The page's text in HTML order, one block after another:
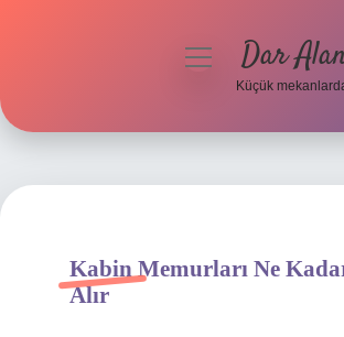
Hakkımızda
menüyüDar
Küçük
Kabin Memurları Ne
Alır